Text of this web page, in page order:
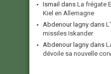
Ismail dans La frégate
Kiel en Allemagne
Abdenour lagny dans
missiles Iskander
Abdenour lagny dans
dévoile sa nouvelle